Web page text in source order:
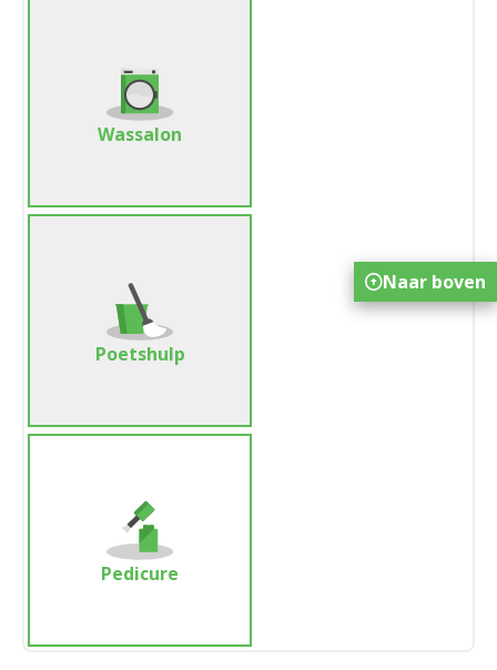
Wassalon
Poetshulp
Pedicure
Naar boven